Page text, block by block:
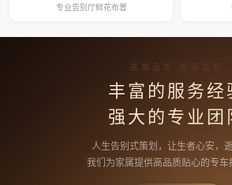
专业告别厅鲜花布置
高端品质 按需定制
丰富的服务经
强大的专业团
人生告别式策划，让生者心安，
我们为家属提供高品质贴心的专车